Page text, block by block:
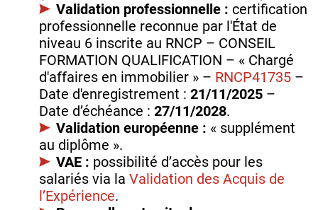
Validation professionnelle : certification
professionnelle reconnue par l'État de
niveau 6 inscrite au RNCP – CONSEIL
FORMATION QUALIFICATION – « Chargé
d'affaires en immobilier » – RNCP41735 –
Date d'enregistrement : 21/11/2025 –
Date d’échéance : 27/11/2028.
Validation européenne : « supplément
au diplôme ».
VAE : possibilité d’accès pour les
salariés via la Validation des Acquis de
l’Expérience.